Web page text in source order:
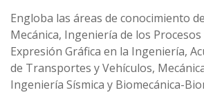
Engloba las áreas de conocimiento
Mecánica, Ingeniería de los Procesos
Expresión Gráfica en la Ingeniería,
de Transportes y Vehículos,
Ingeniería Sísmica y Biomecánica-